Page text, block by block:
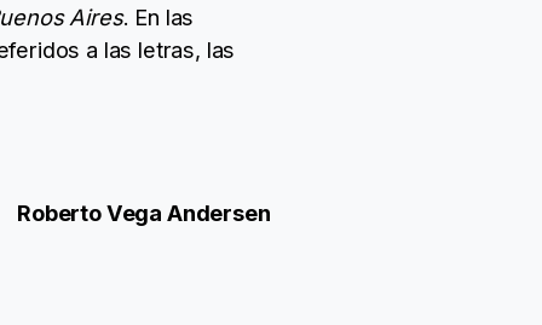
Aires. En las
a las letras, las
Roberto Vega Andersen